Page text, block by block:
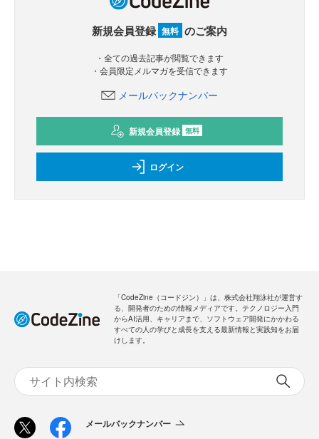
新規会員登録 無料 のご案内
・全ての過去記事が閲覧できます
・会員限定メルマガを受信できます
メールバックナンバー
新規会員登録 無料
ログイン
「CodeZine（コードジン）」は、株式会社翔泳社が運営す
る、開発者のための情報メディアです。テクノロジー入門
からAI活用、キャリアまで、ソフトウェア開発にかかわる
すべての人の学びと成長を支える最新情報と実践知をお届
けします。
メールバックナンバー